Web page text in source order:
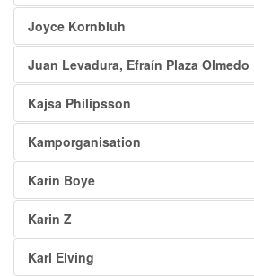
Joyce Kornbluh
Juan Levadura, Efraín Plaza Olmedo
Kajsa Philipsson
Kamporganisation
Karin Boye
Karin Z
Karl Elving